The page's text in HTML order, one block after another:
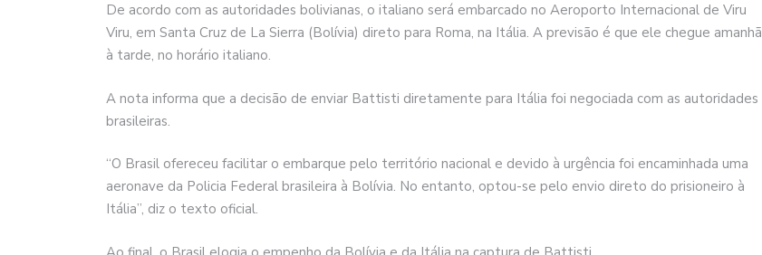
De acordo com as autoridades bolivianas, o italiano será embarcado no Aeroporto Internacional de Viru
Viru, em Santa Cruz de La Sierra (Bolívia) direto para Roma, na Itália. A previsão é que ele chegue amanhã
à tarde, no horário italiano.
A nota informa que a decisão de enviar Battisti diretamente para Itália foi negociada com as autoridades
brasileiras.
“O Brasil ofereceu facilitar o embarque pelo território nacional e devido à urgência foi encaminhada uma
aeronave da Policia Federal brasileira à Bolívia. No entanto, optou-se pelo envio direto do prisioneiro à
Itália”, diz o texto oficial.